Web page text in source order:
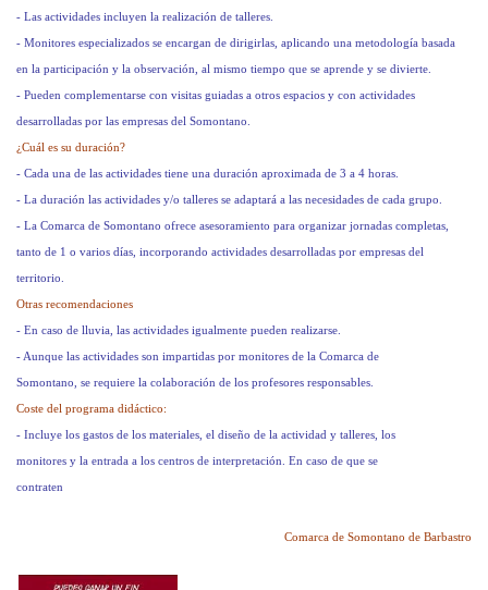
- Las actividades incluyen la realización de talleres.
- Monitores especializados se encargan de dirigirlas, aplicando una metodología basada
en la participación y la observación, al mismo tiempo que se aprende y se divierte.
- Pueden complementarse con visitas guiadas a otros espacios y con actividades
desarrolladas por las empresas del Somontano.
¿Cuál es su duración?
- Cada una de las actividades tiene una duración aproximada de 3 a 4 horas.
- La duración las actividades y/o talleres se adaptará a las necesidades de cada grupo.
- La Comarca de Somontano ofrece asesoramiento para organizar jornadas completas,
tanto de 1 o varios días, incorporando actividades desarrolladas por empresas del
territorio.
Otras recomendaciones
- En caso de lluvia, las actividades igualmente pueden realizarse.
- Aunque las actividades son impartidas por monitores de la Comarca de
Somontano, se requiere la colaboración de los profesores responsables.
Coste del programa didáctico:
- Incluye los gastos de los materiales, el diseño de la actividad y talleres, los
monitores y la entrada a los centros de interpretación. En caso de que se
contraten
Comarca de Somontano de Barbastro